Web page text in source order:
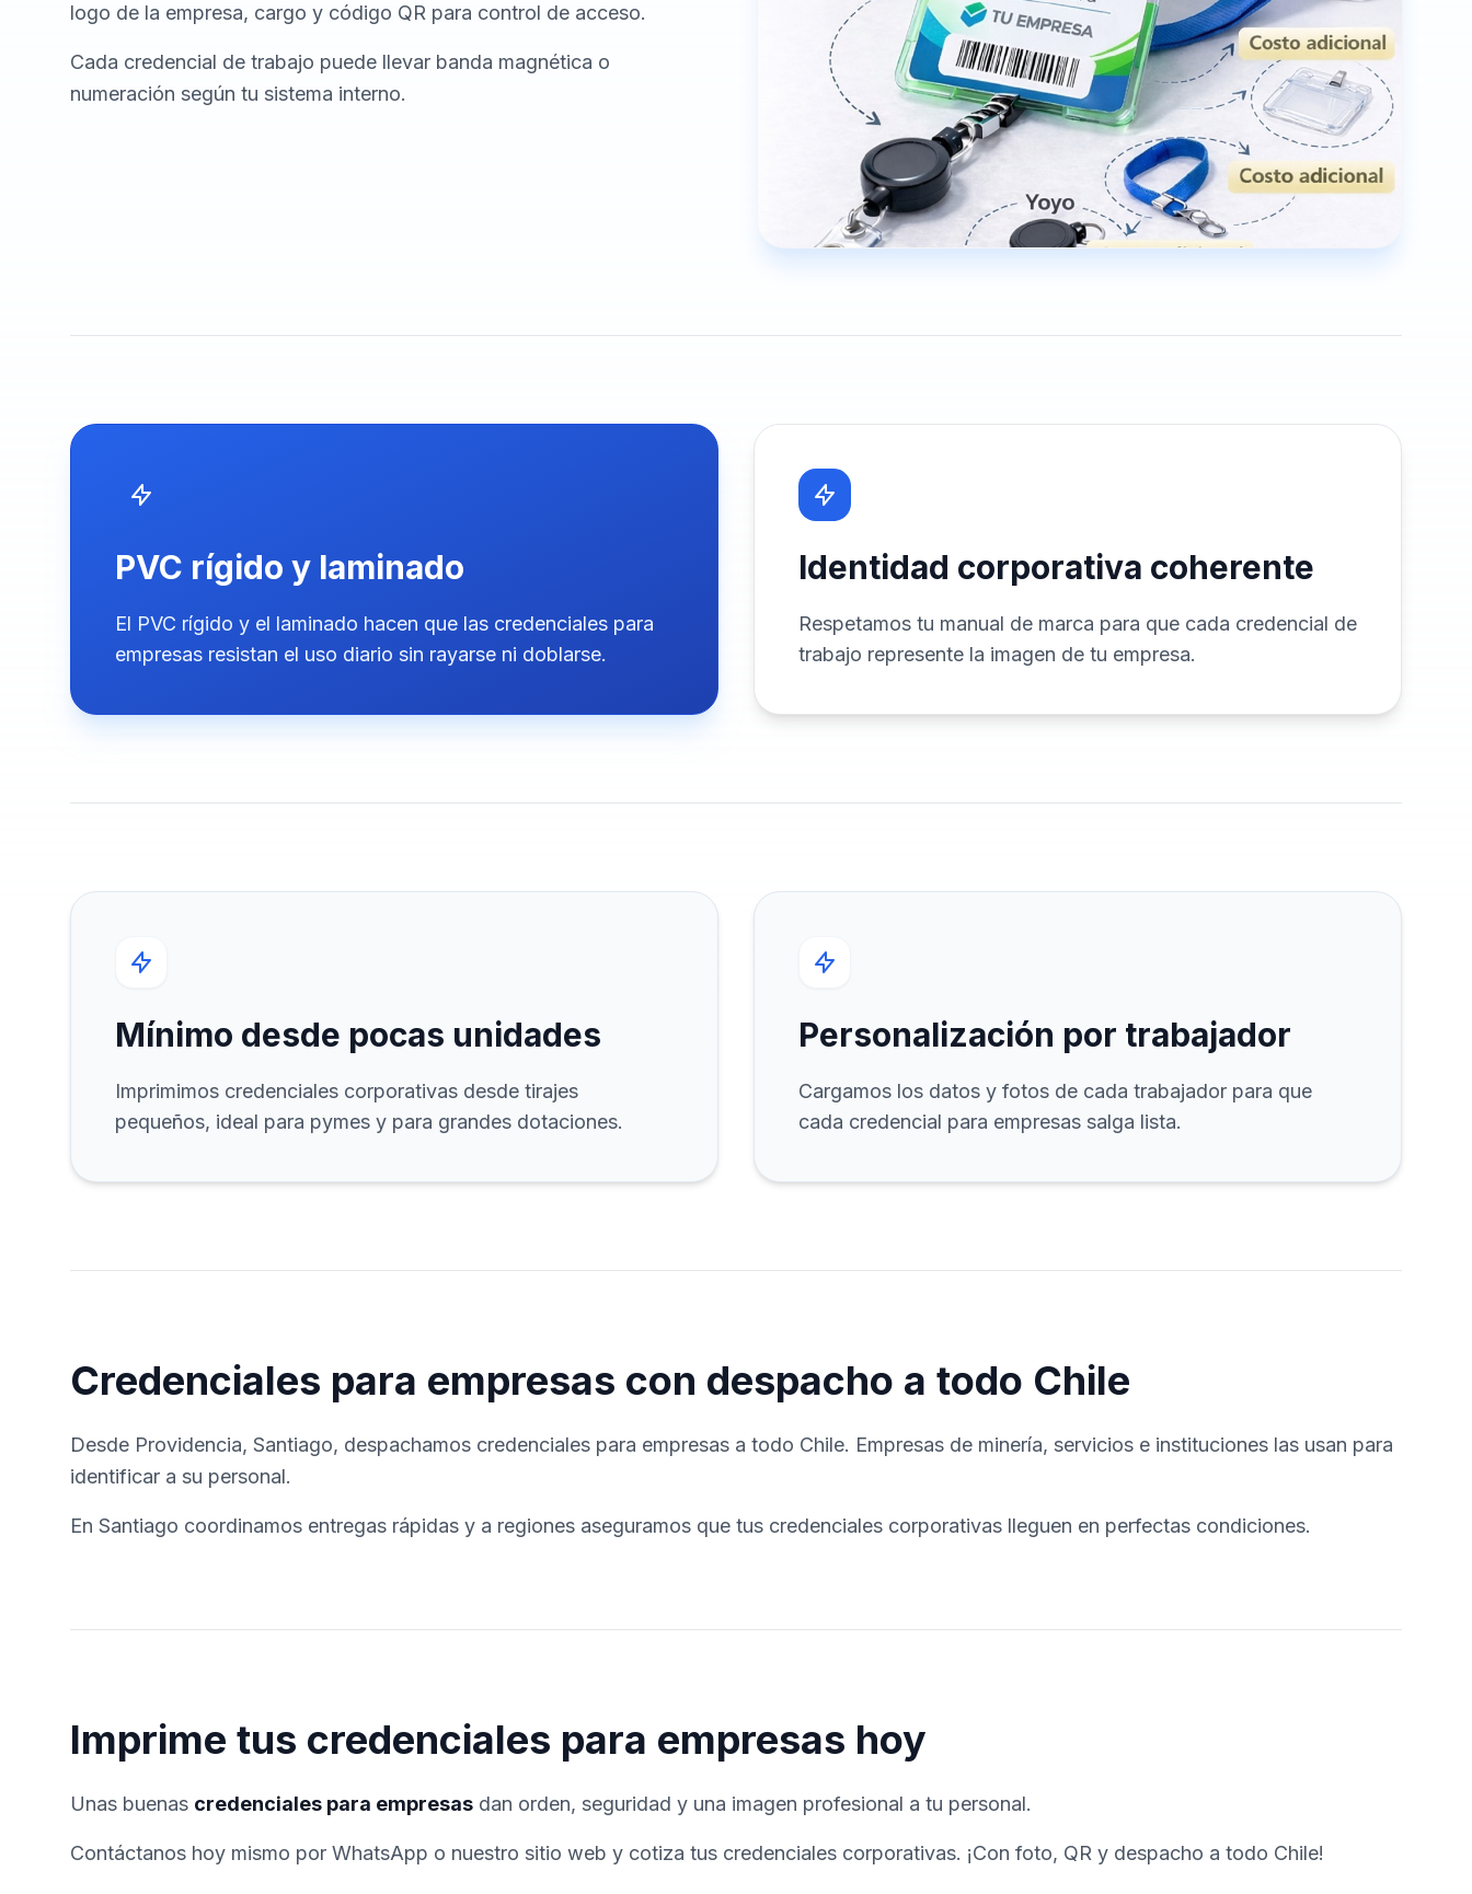
logo de la empresa, cargo y código QR para control de acceso.
Cada credencial de trabajo puede llevar banda magnética o
numeración según tu sistema interno.
PVC rígido y laminado
El PVC rígido y el laminado hacen que las credenciales para
empresas resistan el uso diario sin rayarse ni doblarse.
Identidad corporativa coherente
Respetamos tu manual de marca para que cada credencial de
trabajo represente la imagen de tu empresa.
Mínimo desde pocas unidades
Imprimimos credenciales corporativas desde tirajes
pequeños, ideal para pymes y para grandes dotaciones.
Personalización por trabajador
Cargamos los datos y fotos de cada trabajador para que
cada credencial para empresas salga lista.
Credenciales para empresas con despacho a todo Chile
Desde Providencia, Santiago, despachamos credenciales para empresas a todo Chile. Empresas de minería, servicios e instituciones las usan para
identificar a su personal.
En Santiago coordinamos entregas rápidas y a regiones aseguramos que tus credenciales corporativas lleguen en perfectas condiciones.
Imprime tus credenciales para empresas hoy
Unas buenas credenciales para empresas dan orden, seguridad y una imagen profesional a tu personal.
Contáctanos hoy mismo por WhatsApp o nuestro sitio web y cotiza tus credenciales corporativas. ¡Con foto, QR y despacho a todo Chile!